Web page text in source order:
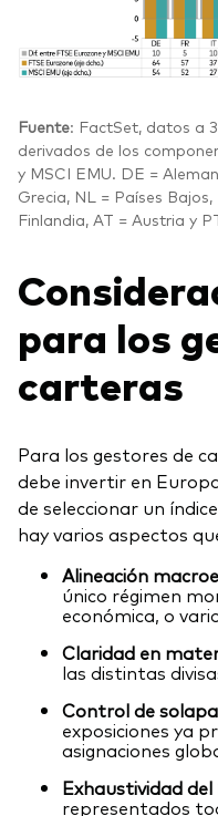
Fuente: FactSet, datos a
derivados de los
y MSCI EMU. DE =
Grecia, NL = Países
Finlandia, AT = Austria y
para los
carteras
Para los gestores de
debe invertir en
de seleccionar un
hay varios aspectos
Alineación
único régimen
económica, o
Claridad en
las distintas
Control de
exposiciones ya
asignaciones
Exhaustividad del
representados